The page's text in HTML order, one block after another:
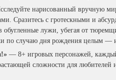
нарисованный вручную
Сразитесь с гротескными и
обугленные лужи, убегая от
по случаю дня рождения целым —
— 8+ игровых персонажей,
сложности для